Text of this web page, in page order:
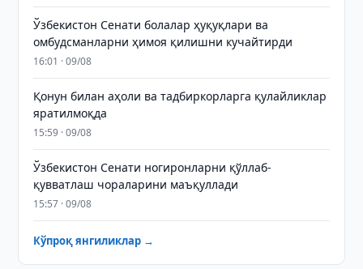
Ўзбекистон Сенати болалар ҳуқуқлари ва
омбудсманларни ҳимоя қилишни кучайтирди
16:01 · 09/08
Қонун билан аҳоли ва тадбиркорларга қулайликлар
яратилмоқда
15:59 · 09/08
Ўзбекистон Сенати ногиронларни қўллаб-
қувватлаш чораларини маъқуллади
15:57 · 09/08
Кўпроқ янгиликлар →